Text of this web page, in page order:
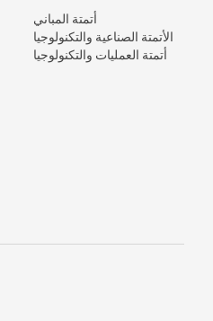
أتمتة المباني
الأتمتة الصناعية والتكنولوجيا
أتمتة العمليات والتكنولوجيا